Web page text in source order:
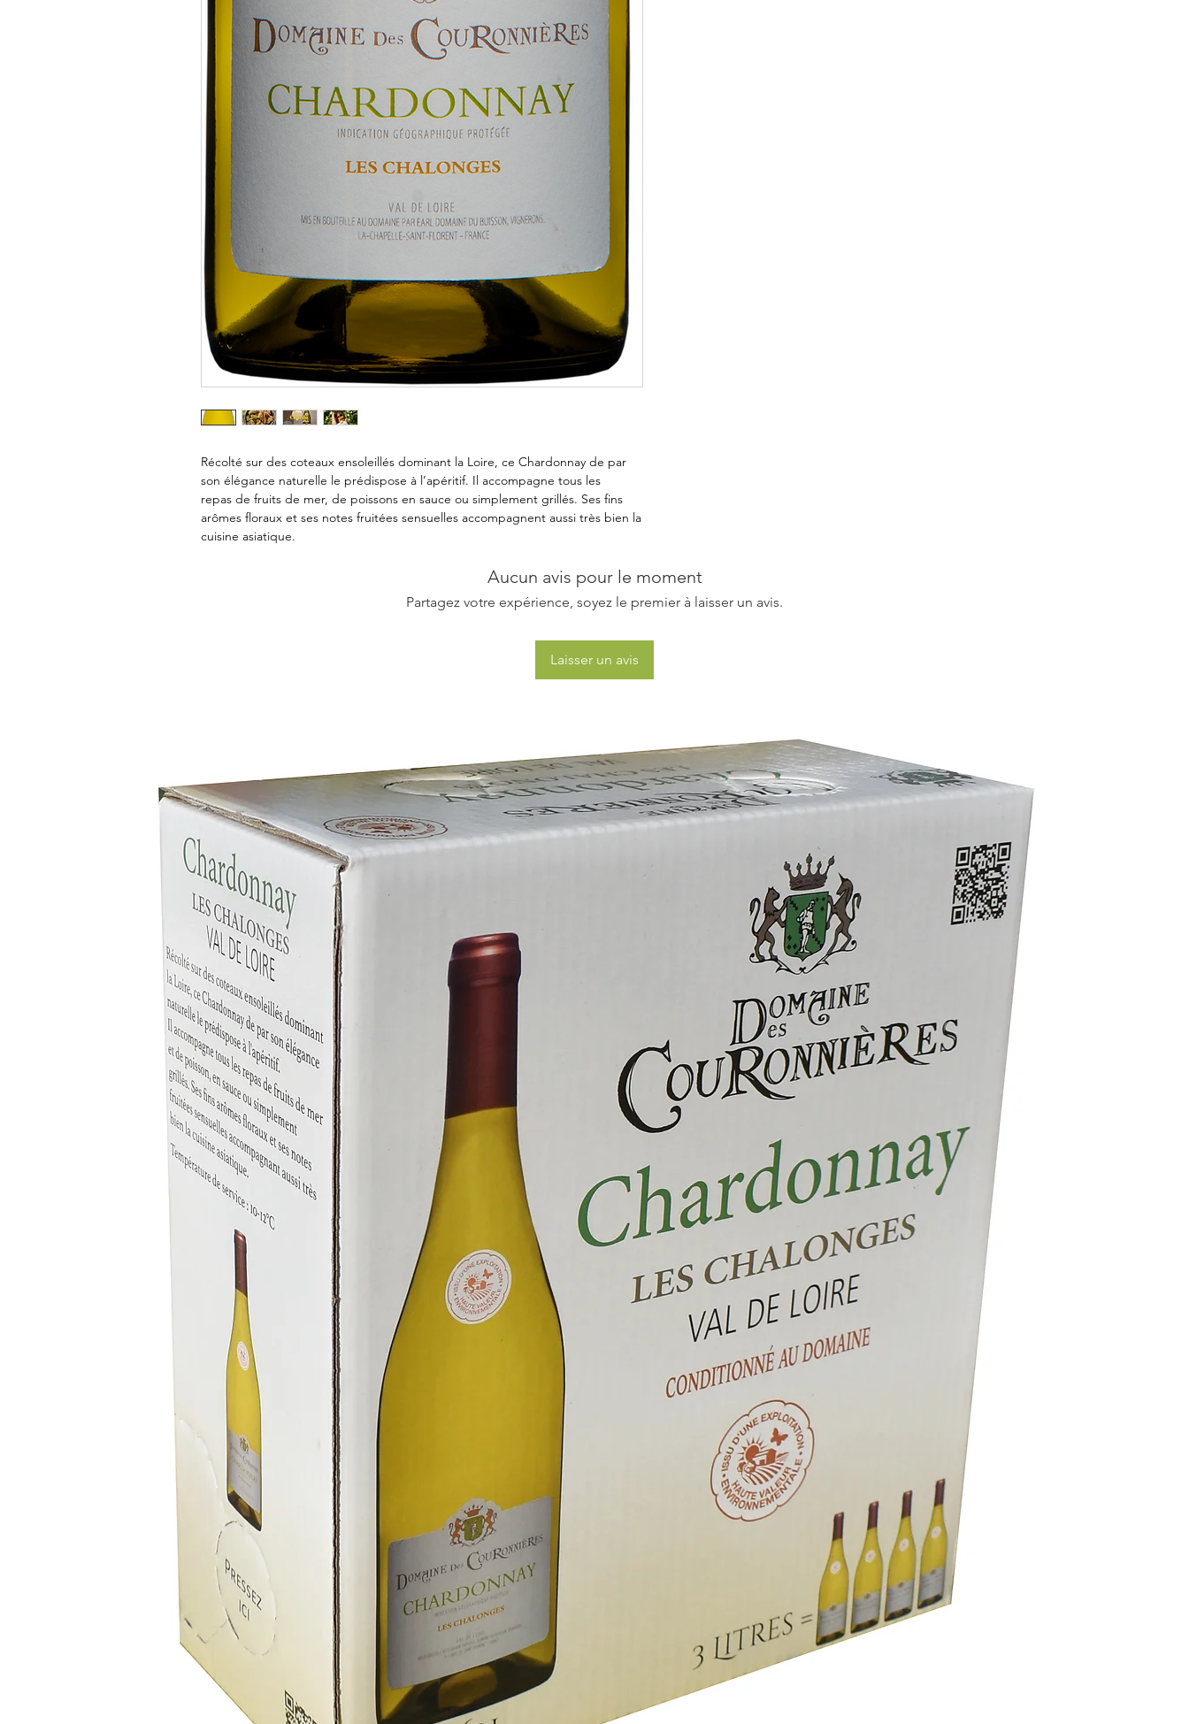
Récolté sur des coteaux ensoleillés dominant la Loire, ce Chardonnay de par
son élégance naturelle le prédispose à l’apéritif. Il accompagne tous les
repas de fruits de mer, de poissons en sauce ou simplement grillés. Ses fins
arômes floraux et ses notes fruitées sensuelles accompagnent aussi très bien la
cuisine asiatique.
Aucun avis pour le moment
Partagez votre expérience, soyez le premier à laisser un avis.
Laisser un avis